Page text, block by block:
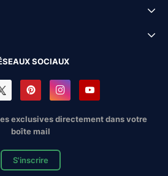
SOCIAUX
exclusives directement dans votre
boîte mail
S'inscrire